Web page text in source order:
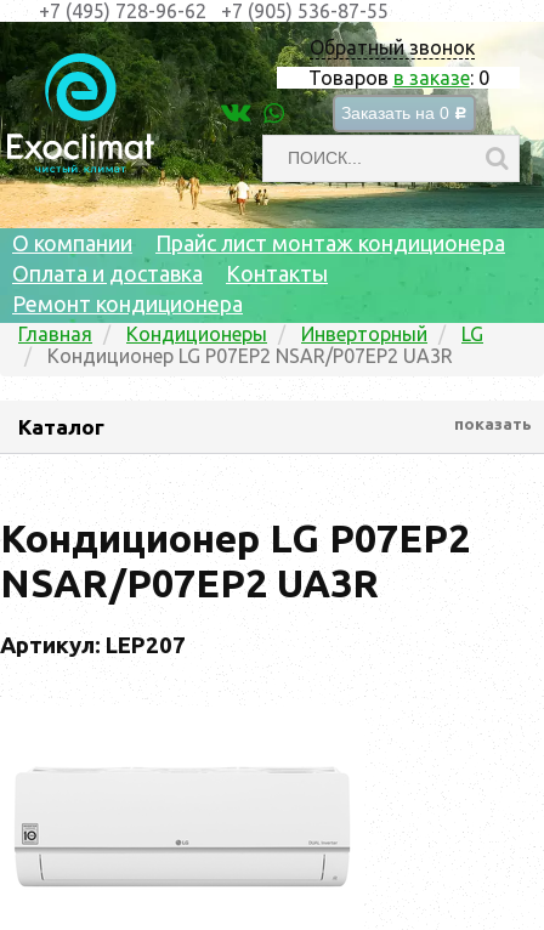
Обратный звонок
Товаров в заказе: 0
Заказать на 0 c
+7 (495) 728-96-62 +7 (905) 536-87-55
О компании
Прайс лист монтаж кондиционера
Оплата и доставка
Контакты
Ремонт кондиционера
Главная Кондиционеры Инверторный
LG
Кондиционер LG P07EP2 NSAR/P07EP2 UA3R
Каталог показать
Кондиционер LG P07EP2
NSAR/P07EP2 UA3R
Артикул: LEP207